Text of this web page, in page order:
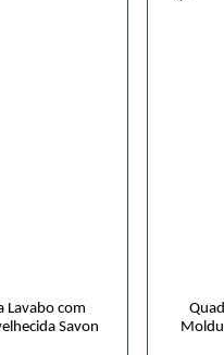
Lavabo com
Savon